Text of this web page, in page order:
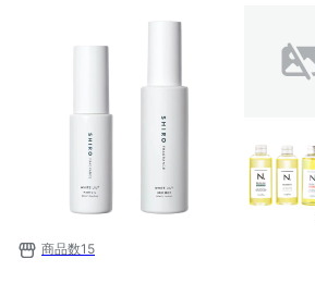
商品数15